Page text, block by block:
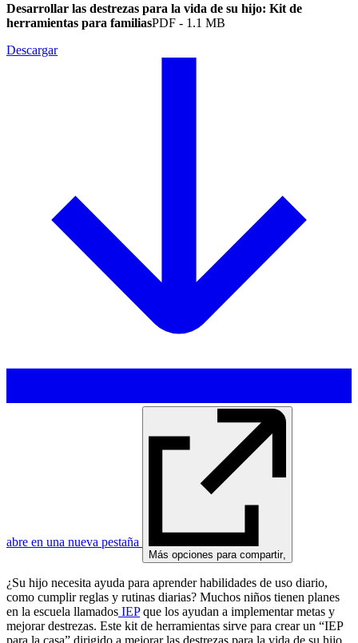
Desarrollar las destrezas para la vida de su hijo: Kit de
herramientas para familiasPDF - 1.1 MB
Descargar
abre en una nueva pestaña
Más opciones para compartir,
¿Su hijo necesita ayuda para aprender habilidades de uso diario,
como cumplir reglas y rutinas diarias? Muchos niños tienen planes
en la escuela llamados IEPque los ayudan a implementar metas y
mejorar destrezas. Este kit de herramientas sirve para crear un “IEP
para la casa” dirigido a mejorar las destrezas para la vida de su hijo.